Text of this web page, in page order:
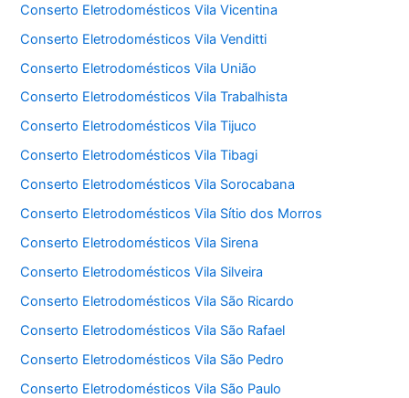
Conserto Eletrodomésticos Vila Vicentina
Conserto Eletrodomésticos Vila Venditti
Conserto Eletrodomésticos Vila União
Conserto Eletrodomésticos Vila Trabalhista
Conserto Eletrodomésticos Vila Tijuco
Conserto Eletrodomésticos Vila Tibagi
Conserto Eletrodomésticos Vila Sorocabana
Conserto Eletrodomésticos Vila Sítio dos Morros
Conserto Eletrodomésticos Vila Sirena
Conserto Eletrodomésticos Vila Silveira
Conserto Eletrodomésticos Vila São Ricardo
Conserto Eletrodomésticos Vila São Rafael
Conserto Eletrodomésticos Vila São Pedro
Conserto Eletrodomésticos Vila São Paulo